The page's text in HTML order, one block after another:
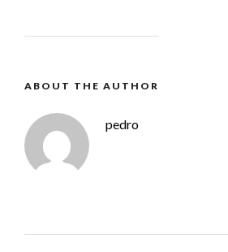
ABOUT THE AUTHOR
pedro